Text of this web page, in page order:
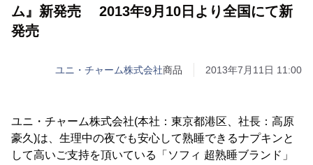
ム』新発売 2013年9月10日より全国にて新
発売
ユニ・チャーム株式会社商品 2013年7月11日 11:00
ユニ・チャーム株式会社(本社：東京都港区、社長：高原
豪久)は、生理中の夜でも安心して熟睡できるナプキンと
して高いご支持を頂いている「ソフィ 超熟睡ブランド」